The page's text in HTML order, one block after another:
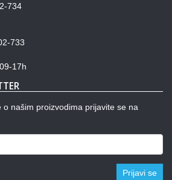
734
733
17h
našim proizvodima prijavite se na
Prijavi se